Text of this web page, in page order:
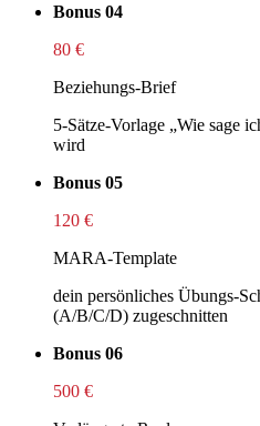
Bonus 04
80 €
Beziehungs-Brief
5-Sätze-Vorlage „Wie sage
wird
Bonus 05
120 €
MARA-Template
dein persönliches Übungs-
(A/B/C/D) zugeschnitten
Bonus 06
500 €